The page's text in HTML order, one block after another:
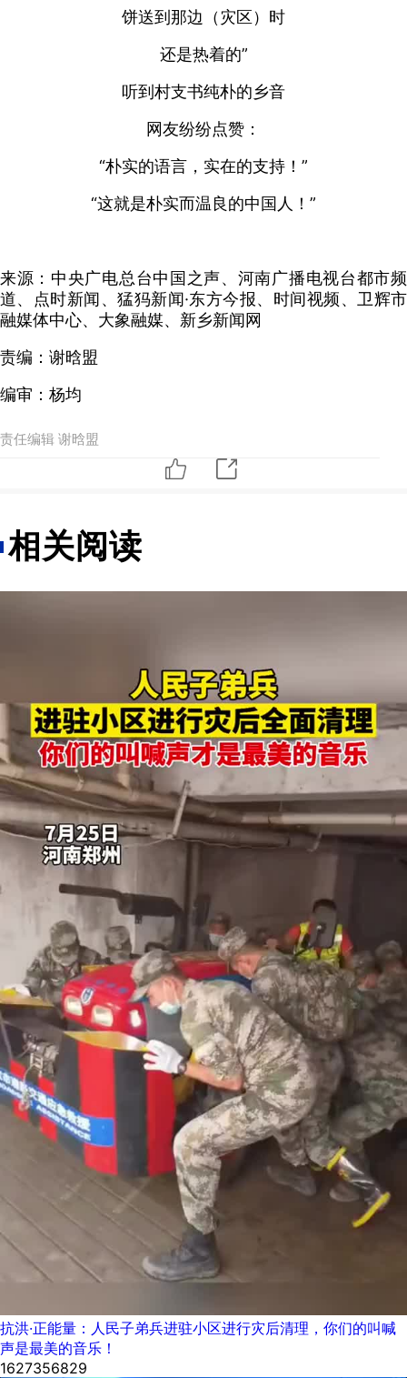
饼送到那边（灾区）时
还是热着的”
听到村支书纯朴的乡音
网友纷纷点赞：
“朴实的语言，实在的支持！”
“这就是朴实而温良的中国人！”
来源：中央广电总台中国之声、河南广播电视台都市频
道、点时新闻、猛犸新闻·东方今报、时间视频、卫辉市
融媒体中心、大象融媒、新乡新闻网
责编：谢晗盟
编审：杨均
责任编辑 谢晗盟
相关阅读
抗洪·正能量：人民子弟兵进驻小区进行灾后清理，你们的叫喊
声是最美的音乐！
1627356829